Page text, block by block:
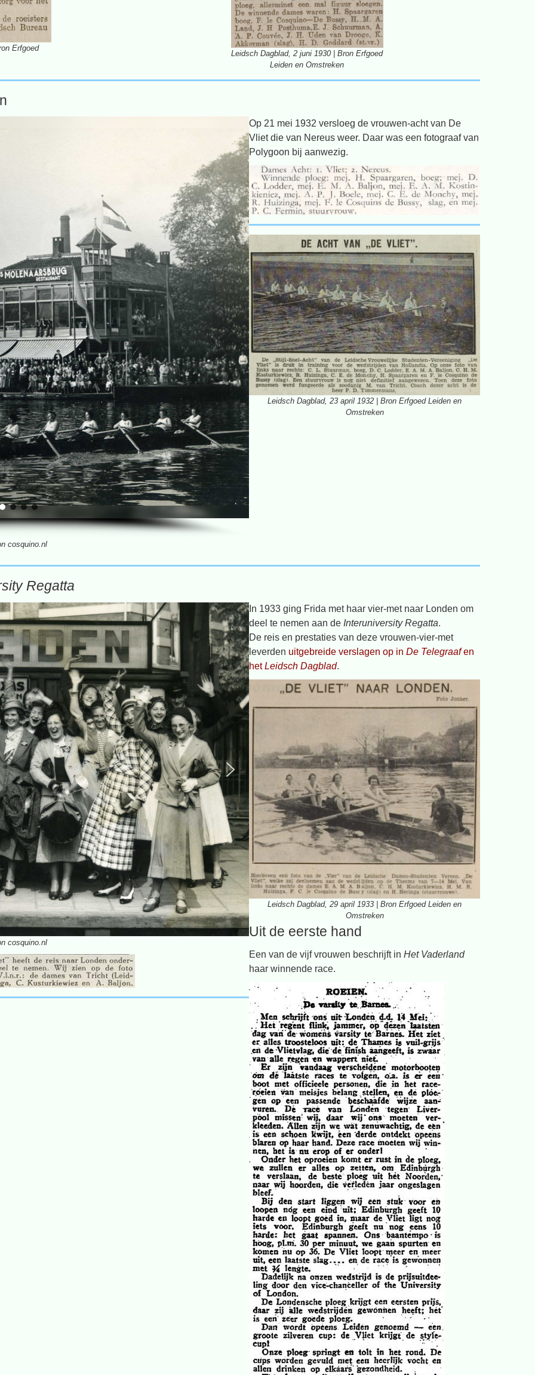
Erfgoed
Leidsch Dagblad, 2 juni 1930 | Bron Erfgoed
Leiden en Omstreken
cosquino.nl
Op 21 mei 1932 versloeg de vrouwen-acht van De
Vliet die van Nereus weer. Daar was een fotograaf van
Polygoon bij aanwezig.
Leidsch Dagblad, 23 april 1932 | Bron Erfgoed Leiden en
Omstreken
Regatta
cosquino.nl
In 1933 ging Frida met haar vier-met naar Londen om
deel te nemen aan de Interuniversity Regatta.
De reis en prestaties van deze vrouwen-vier-met
leverden uitgebreide verslagen op inDe Telegraafen
hetLeidsch Dagblad.
Leidsch Dagblad, 29 april 1933 | Bron Erfgoed Leiden en
Omstreken
Uit de eerste hand
Een van de vijf vrouwen beschrijft inHet Vaderland
haar winnende race.